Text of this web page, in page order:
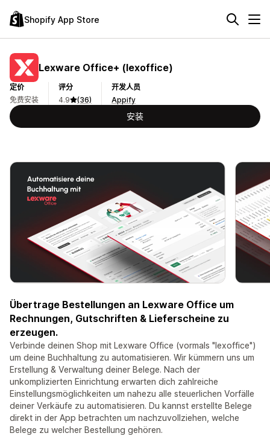
Shopify App Store
Lexware Office+ (lexoffice)
定价
免费安装
评分
4.9
(36)
开发人员
Appify
安装
Übertrage Bestellungen an Lexware Office um
Rechnungen, Gutschriften & Lieferscheine zu
erzeugen.
Verbinde deinen Shop mit Lexware Office (vormals "lexoffice")
um deine Buchhaltung zu automatisieren. Wir kümmern uns um
Erstellung & Verwaltung deiner Belege. Nach der
unkomplizierten Einrichtung erwarten dich zahlreiche
Einstellungsmöglichkeiten um nahezu alle steuerlichen Vorfälle
deiner Verkäufe zu automatisieren. Du kannst erstellte Belege
direkt in der App betrachten um nachzuvollziehen, welche
Belege zu welcher Bestellung gehören.